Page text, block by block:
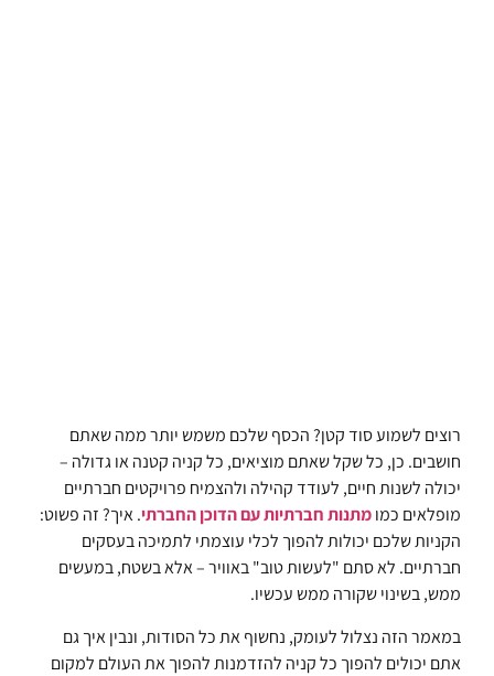
רוצים לשמוע סוד קטן? הכסף שלכם משמש יותר ממה שאתם
חושבים. כן, כל שקל שאתם מוציאים, כל קניה קטנה או גדולה –
יכולה לשנות חיים, לעודד קהילה ולהצמיח פרויקטים חברתיים
מופלאים כמומתנות חברתיות עם הדוכן החברתי. איך? זה פשוט:
הקניות שלכם יכולות להפוך לכלי עוצמתי לתמיכה בעסקים
חברתיים. לא סתם "לעשות טוב" באוויר – אלא בשטח, במעשים
ממש, בשינוי שקורה ממש עכשיו.
במאמר הזה נצלול לעומק, נחשוף את כל הסודות, ונבין איך גם
אתם יכולים להפוך כל קניה להזדמנות להפוך את העולם למקום